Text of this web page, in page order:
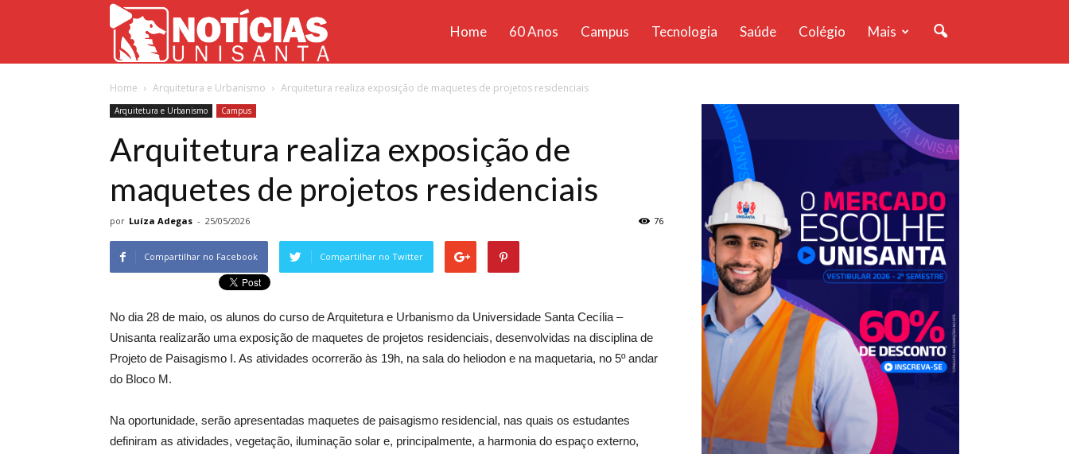
Unisanta
Home 60 Anos Campus Tecnologia Saúde Colégio Mais
Home Arquitetura e Urbanismo Arquitetura realiza exposição de maquetes de projetos residenciais
Arquitetura e Urbanismo Campus
Arquitetura realiza exposição de
maquetes de projetos residenciais
por Luíza Adegas - 25/05/2026 76
Compartilhar no Facebook Compartilhar no Twitter
No dia 28 de maio, os alunos do curso de Arquitetura e Urbanismo da Universidade Santa Cecília –
Unisanta realizarão uma exposição de maquetes de projetos residenciais, desenvolvidas na disciplina de
Projeto de Paisagismo I. As atividades ocorrerão às 19h, na sala do heliodon e na maquetaria, no 5º andar
do Bloco M.
Na oportunidade, serão apresentadas maquetes de paisagismo residencial, nas quais os estudantes
definiram as atividades, vegetação, iluminação solar e, principalmente, a harmonia do espaço externo,